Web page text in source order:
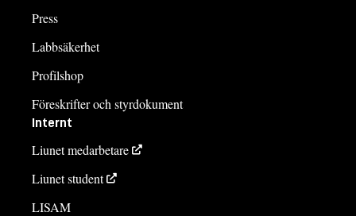
Press
Labbsäkerhet
Profilshop
Föreskrifter och styrdokument
Internt
Liunet medarbetare
Liunet student
LISAM